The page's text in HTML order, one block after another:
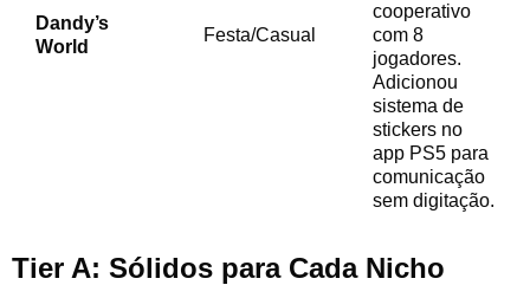
Dandy’s
World
Festa/Casual
cooperativo
com 8
jogadores.
Adicionou
sistema de
stickers no
app PS5 para
comunicação
sem digitação.
Tier A: Sólidos para Cada Nicho